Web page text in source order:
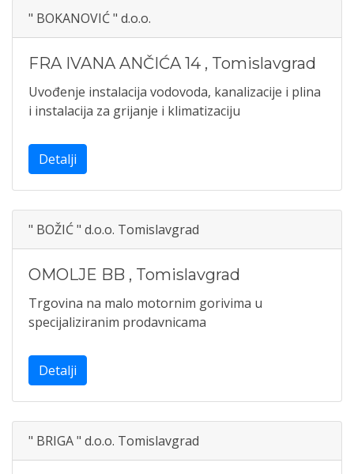
" BOKANOVIĆ " d.o.o.
FRA IVANA ANČIĆA 14 , Tomislavgrad
Uvođenje instalacija vodovoda, kanalizacije i plina
i instalacija za grijanje i klimatizaciju
Detalji
" BOŽIĆ " d.o.o. Tomislavgrad
OMOLJE BB , Tomislavgrad
Trgovina na malo motornim gorivima u
specijaliziranim prodavnicama
Detalji
" BRIGA " d.o.o. Tomislavgrad